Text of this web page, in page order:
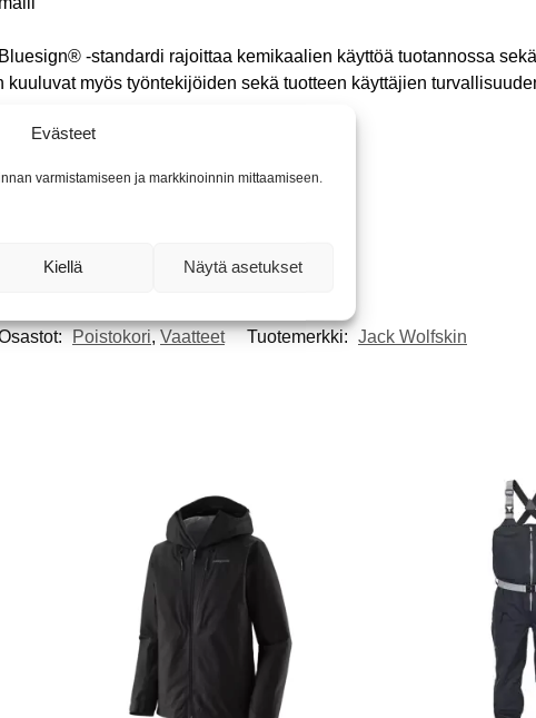
Evästeet
varmistamiseen ja markkinoinnin mittaamiseen.
Kiellä Näytä asetukset
-standardi rajoittaa kemikaalien käyttöä tuotannossa sekä
myös työntekijöiden sekä tuotteen käyttäjien
Poistokori,Vaatteet Tuotemerkki: Jack Wolfskin